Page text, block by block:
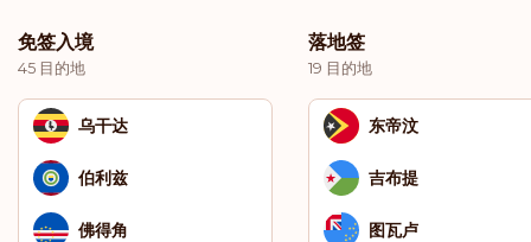
免签入境
45 目的地
乌干达
伯利兹
佛得角
落地签
19 目的地
东帝汶
吉布提
图瓦卢